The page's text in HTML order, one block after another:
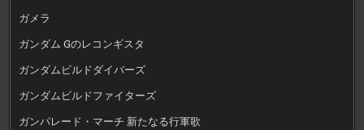
ガメラ
ガンダム Gのレコンギスタ
ガンダムビルドダイバーズ
ガンダムビルドファイターズ
ガンパレード・マーチ 新たなる行軍歌